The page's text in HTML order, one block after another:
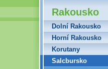
Rakousko
Dolní Rakousko
Horní Rakousko
Korutany
Salcbursko